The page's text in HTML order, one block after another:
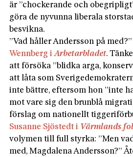
är ”chockerande och
göra de nyvunna liberala
besvikna.
”Vad håller Andersson på
Wennberg iArbetarbladet.
att försöka ”blidka arga,
att låta som
inte bättre, eftersom hon ”inte
mot vare sig den brunblå
förslag om nationellt
Susanne Sjöstedt i Värmlands
volymen till full styrka: ”Men
med, Magdalena Andersson?”